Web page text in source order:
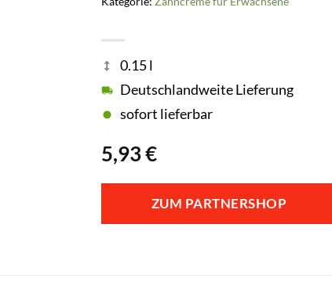
5,93€
0.15 l
Deutschlandweite Lieferung
sofort lieferbar
ZUM PARTNERSHOP